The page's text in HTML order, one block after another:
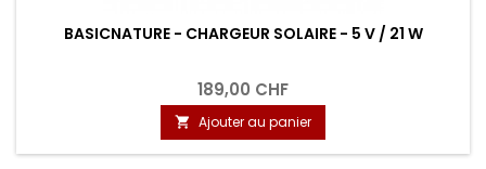
BASICNATURE - CHARGEUR SOLAIRE - 5 V / 21 W
189,00 CHF
 Ajouter au panier